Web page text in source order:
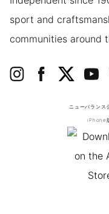
sport and
communities around
ニューバランス
iPhone